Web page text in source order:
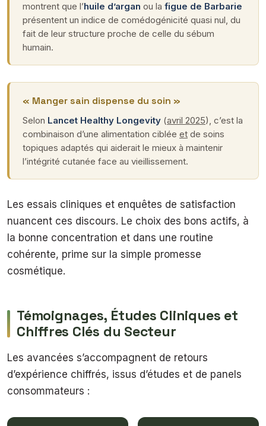
montrent que l’huile d’argan ou la figue de Barbarie
présentent un indice de comédogénicité quasi nul, du
fait de leur structure proche de celle du sébum
humain.
« Manger sain dispense du soin »
Selon Lancet Healthy Longevity (avril 2025), c’est la
combinaison d’une alimentation ciblée et de soins
topiques adaptés qui aiderait le mieux à maintenir
l’intégrité cutanée face au vieillissement.
Les essais cliniques et enquêtes de satisfaction
nuancent ces discours. Le choix des bons actifs, à
la bonne concentration et dans une routine
cohérente, prime sur la simple promesse
cosmétique.
Témoignages, Études Cliniques et
Chiffres Clés du Secteur
Les avancées s’accompagnent de retours
d’expérience chiffrés, issus d’études et de panels
consommateurs :